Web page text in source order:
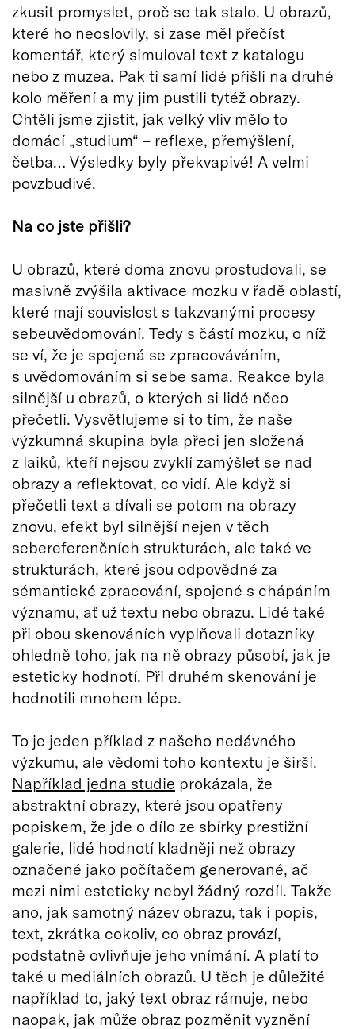
zkusit promyslet, proč se tak stalo. U obrazů,
které ho neoslovily, si zase měl přečíst
komentář, který simuloval text z katalogu
nebo z muzea. Pak ti samí lidé přišli na druhé
kolo měření a my jim pustili tytéž obrazy.
Chtěli jsme zjistit, jak velký vliv mělo to
domácí „studium“ – reflexe, přemýšlení,
četba… Výsledky byly překvapivé! A velmi
povzbudivé.
Na co jste přišli?
U obrazů, které doma znovu prostudovali, se
masivně zvýšila aktivace mozku v řadě oblastí,
které mají souvislost s takzvanými procesy
sebeuvědomování. Tedy s částí mozku, o níž
se ví, že je spojená se zpracováváním,
s uvědomováním si sebe sama. Reakce byla
silnější u obrazů, o kterých si lidé něco
přečetli. Vysvětlujeme si to tím, že naše
výzkumná skupina byla přeci jen složená
z laiků, kteří nejsou zvyklí zamýšlet se nad
obrazy a reflektovat, co vidí. Ale když si
přečetli text a dívali se potom na obrazy
znovu, efekt byl silnější nejen v těch
sebereferenčních strukturách, ale také ve
strukturách, které jsou odpovědné za
sémantické zpracování, spojené s chápáním
významu, ať už textu nebo obrazu. Lidé také
při obou skenováních vyplňovali dotazníky
ohledně toho, jak na ně obrazy působí, jak je
esteticky hodnotí. Při druhém skenování je
hodnotili mnohem lépe.
To je jeden příklad z našeho nedávného
výzkumu, ale vědomí toho kontextu je širší.
Například jedna studie prokázala, že
abstraktní obrazy, které jsou opatřeny
popiskem, že jde o dílo ze sbírky prestižní
galerie, lidé hodnotí kladněji než obrazy
označené jako počítačem generované, ač
mezi nimi esteticky nebyl žádný rozdíl. Takže
ano, jak samotný název obrazu, tak i popis,
text, zkrátka cokoliv, co obraz provází,
podstatně ovlivňuje jeho vnímání. A platí to
také u mediálních obrazů. U těch je důležité
například to, jaký text obraz rámuje, nebo
naopak, jak může obraz pozměnit vyznění